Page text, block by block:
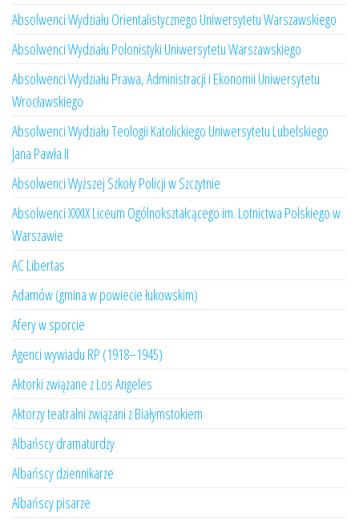
Absolwenci Wydziału Orientalistycznego Uniwersytetu Warszawskiego
Absolwenci Wydziału Polonistyki Uniwersytetu Warszawskiego
Absolwenci Wydziału Prawa, Administracji i Ekonomii Uniwersytetu
Wrocławskiego
Absolwenci Wydziału Teologii Katolickiego Uniwersytetu Lubelskiego
Jana Pawła II
Absolwenci Wyższej Szkoły Policji w Szczytnie
Absolwenci XXXIX Liceum Ogólnokształcącego im. Lotnictwa Polskiego w
Warszawie
AC Libertas
Adamów (gmina w powiecie łukowskim)
Afery w sporcie
Agenci wywiadu RP (1918–1945)
Aktorki związane z Los Angeles
Aktorzy teatralni związani z Białymstokiem
Albańscy dramaturdzy
Albańscy dziennikarze
Albańscy pisarze